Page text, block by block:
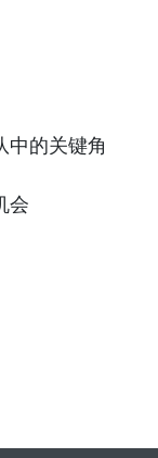
中的关键角
会